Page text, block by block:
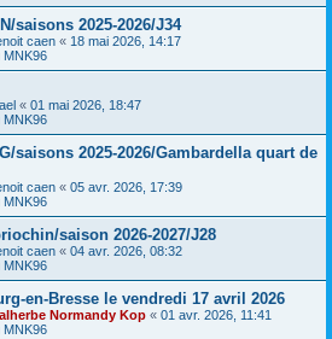
saisons 2025-2026/J34
caen « 18 mai 2026, 14:17
MNK96
« 01 mai 2026, 18:47
MNK96
saisons 2025-2026/Gambardella quart de
caen « 05 avr. 2026, 17:39
MNK96
saison 2026-2027/J28
caen « 04 avr. 2026, 08:32
MNK96
en-Bresse le vendredi 17 avril 2026
Normandy Kop « 01 avr. 2026, 11:41
MNK96